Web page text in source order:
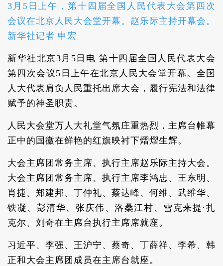
3月5日上午，第十四届全国人民代表大会第四次
会议在北京人民大会堂开幕。赵乐际主持开幕会。
新华社记者 申宏
新华社北京3月5日电 第十四届全国人民代表大会
第四次会议5日上午在北京人民大会堂开幕。全国
人大代表肩负人民重托出席大会，履行宪法和法律
赋予的神圣职责。
人民大会堂万人大礼堂气氛庄重热烈，主席台帷幕
正中的国徽在鲜艳的红旗映衬下熠熠生辉。
大会主席团常务主席、执行主席赵乐际主持大会。
大会主席团常务主席、执行主席李鸿忠、王东明、
肖捷、郑建邦、丁仲礼、蔡达峰、何维、武维华、
铁凝、彭清华、张庆伟、洛桑江村、雪克来提·扎
克尔、刘奇在主席台执行主席席就座。
习近平、李强、王沪宁、蔡奇、丁薛祥、李希、韩
正和大会主席团成员在主席台就座。